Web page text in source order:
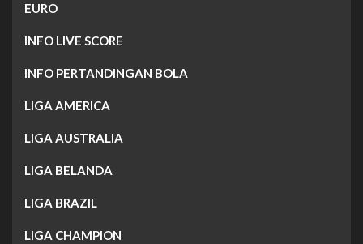
EURO
INFO LIVE SCORE
INFO PERTANDINGAN BOLA
LIGA AMERICA
LIGA AUSTRALIA
LIGA BELANDA
LIGA BRAZIL
LIGA CHAMPION